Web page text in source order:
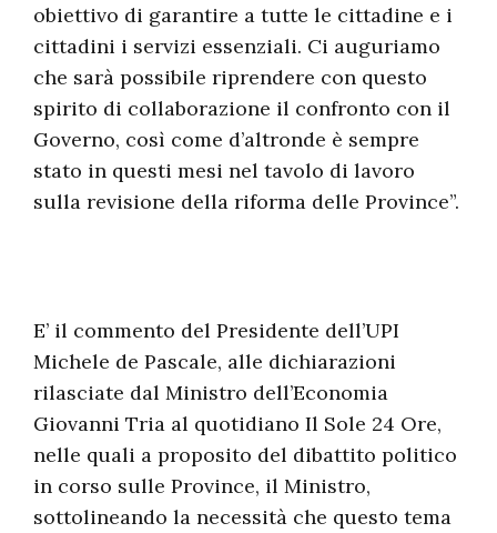
obiettivo di garantire a tutte le cittadine e i
cittadini i servizi essenziali. Ci auguriamo
che sarà possibile riprendere con questo
spirito di collaborazione il confronto con il
Governo, così come d’altronde è sempre
stato in questi mesi nel tavolo di lavoro
sulla revisione della riforma delle Province”.
E’ il commento del Presidente dell’UPI
Michele de Pascale, alle dichiarazioni
rilasciate dal Ministro dell’Economia
Giovanni Tria al quotidiano Il Sole 24 Ore,
nelle quali a proposito del dibattito politico
in corso sulle Province, il Ministro,
sottolineando la necessità che questo tema